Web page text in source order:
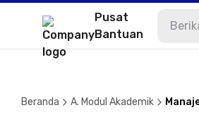
Pusat
Bantuan
Beranda A. Modul Akademik